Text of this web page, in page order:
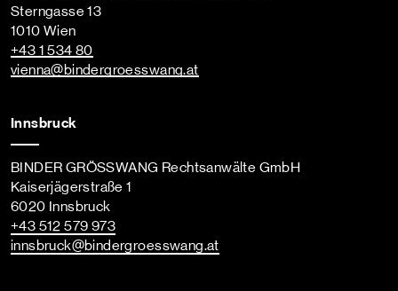
Sterngasse 13
1010 Wien
+43 1 534 80
vienna@bindergroesswang.at
Innsbruck
BINDER GRÖSSWANG Rechtsanwälte GmbH
Kaiserjägerstraße 1
6020 Innsbruck
+43 512 579 973
innsbruck@bindergroesswang.at